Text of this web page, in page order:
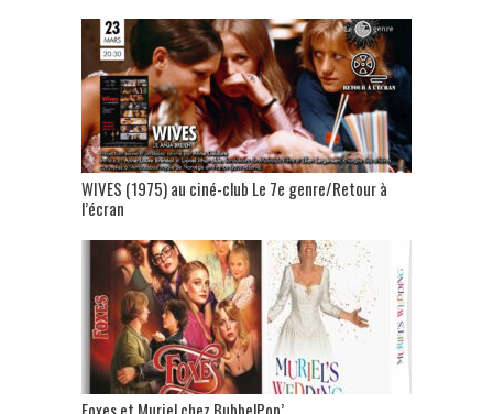
WIVES (1975) au ciné-club Le 7e genre/Retour à
l’écran